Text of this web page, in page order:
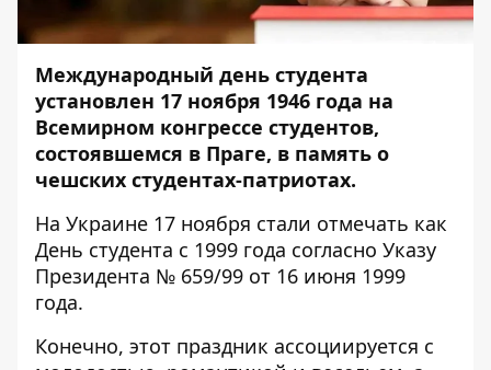
Международный день студента
установлен 17 ноября 1946 года на
Всемирном конгрессе студентов,
состоявшемся в Праге, в память о
чешских студентах-патриотах.
На Украине 17 ноября стали отмечать как
День студента с 1999 года согласно Указу
Президента № 659/99 от 16 июня 1999
года.
Конечно, этот праздник ассоциируется с